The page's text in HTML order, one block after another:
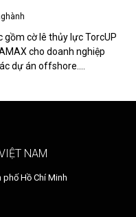
CÁC DỰ ÁN OFFSHORE
gồm cờ lê thủy lực TorcUP
cho doanh nghiệp
dự án offshore.
NAM
phố Hồ Chí Minh